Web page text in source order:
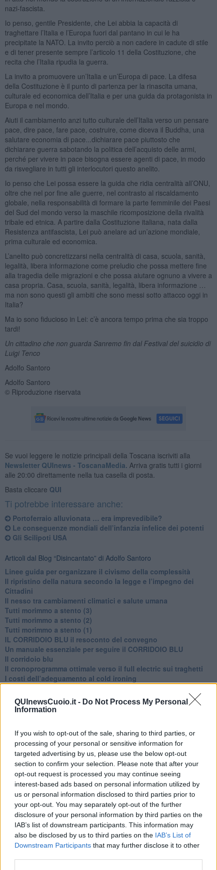
QUInewsCuoio.it - Do Not Process My Personal
Information
If you wish to opt-out of the sale, sharing to third parties, or
processing of your personal or sensitive information for
targeted advertising by us, please use the below opt-out
section to confirm your selection. Please note that after your
opt-out request is processed you may continue seeing
interest-based ads based on personal information utilized by
us or personal information disclosed to third parties prior to
your opt-out. You may separately opt-out of the further
disclosure of your personal information by third parties on the
IAB’s list of downstream participants. This information may
also be disclosed by us to third parties on the IAB’s List of
Downstream Participants that may further disclose it to other
nazi-fascista.
Io penso, gentile Presidente, che Lei abbia la capacità di
traghettare l’Italia e l’Europa fuori dal pantano in cui le ha
precipitate la NATO. La invito perciò a non cadere in cadute di stile
e di tener presente sempre l’articolo 11 della Costituzione, che
recita che l’Italia ripudia la guerra.
La invito a promuovere un’Italia e un’Europa di pace. La difesa
della Costituzione è il punto di partenza per la rinascita umana,
culturale ed economica dell’Italia e per una guida da protagonista in
Europa e nel mondo.
Aiuti il cambiamento anzi tutto culturale dell’Italia verso un pensare
pace, dire pace, fare pace, costruire, come diceva il Buddha, una
salutare economia di pace...dichiarare pace piuttosto che
dichiarare guerra sabotando la politica dell’acquisto delle armi,
perché per vivere in pace bisogna essere agenti di pace, in modo
da risvegliare in tutti gli interlocutori questo anelito.
Io penso che Lei possa essere la guida che ridia centralità all’ONU,
oltre che nel por fine alle guerre, nel contrasto al riscaldamento
globale, nella responsabilità di formare la parte femminile dei Paesi
del Sud del mondo verso la maschile ricomposizione della rivalità
tribale ed etnica. A partire dalla Costituzione italiana, nata dalla
Resistenza antifascista, Lei può anelare ad un’azione mondiale,
prima culturale ed economica.
L’anelito può concretizzarsi nella centralità di casa, scuola, sanità,
legalità, libera informazione come preludio che possa mettere fine
alla tragedia delle migrazioni e che possa aiutare ognuno a vivere a
casa propria. Casa, scuola, sanità, legalità, libera informazione …
ma non sono questi gli ambiti che sono messi sotto attacco oggi in
Italia?
Ma io sono fiducioso in Lei: c’è ancora tempo prima che sia troppo
tardi!
Un cittadino che non guarda Sanremo fin dal Festival del suicidio di
Luigi Tenco
Adolfo Santoro
Adolfo Santoro
© Riproduzione riservata
Se vuoi leggere le notizie principali della Toscana iscriviti alla
Newsletter QUInews - ToscanaMedia. Arriva gratis tutti i giorni
alle 20:00 direttamente nella tua casella di posta.
Basta cliccare QUI
Ti potrebbe interessare anche:
​Portoferraio alluvionata … era imprevedibile?
Le conseguenze mondiali dell’infanzia infelice dei potenti
​Gli Scilipoti USA
Articoli dal Blog “Disincantato” di Adolfo Santoro
​Linee guida per organizzare il civismo della complessità
​Il ripristino della natura secondo la legge e l’impegno dei
Cittadini
Il nesso tra cambiamenti climatici e salute umana
Tutti morimmo a stento (3)
Tutti morimmo a stento (2)
​Tutti morimmo a stento (1)
IL CORRIDOIO BLU il resoconto del convegno
Un manuale essenziale per seguire il CORRIDOIO BLU
Il corridoio blu
​Il cronoprogramma ottimale verso il full electric sui traghetti
​I costi dell’adeguamento al cold ironing
sorti dell’Elba
Verso il full electric a gestione pubblica dei traghetti​
​Le furbate elettorali della Meloni e la testardaggine
dell’opposizione
​Date loro l’Oscar al posto del Nobel per la Pace
L'umanizzazione dell'economia e della politica
​Dopo il diluvio dei NO: un patto intergenerazionale
​Un grandioso NO ai falchi teocratici e ai loro vassalli
La religione è la cocaina dei potenti
Donald e Bibi confinati nell’isola di St James?
L’italiano vero e la paura che al referendum vinca il No
​Complottismo o capitalismo globale?
​Ma, contessa, non si vergogna a continuare a guardare San
Scemo?
Esportazioni Usa: da democrazia a guerra civile